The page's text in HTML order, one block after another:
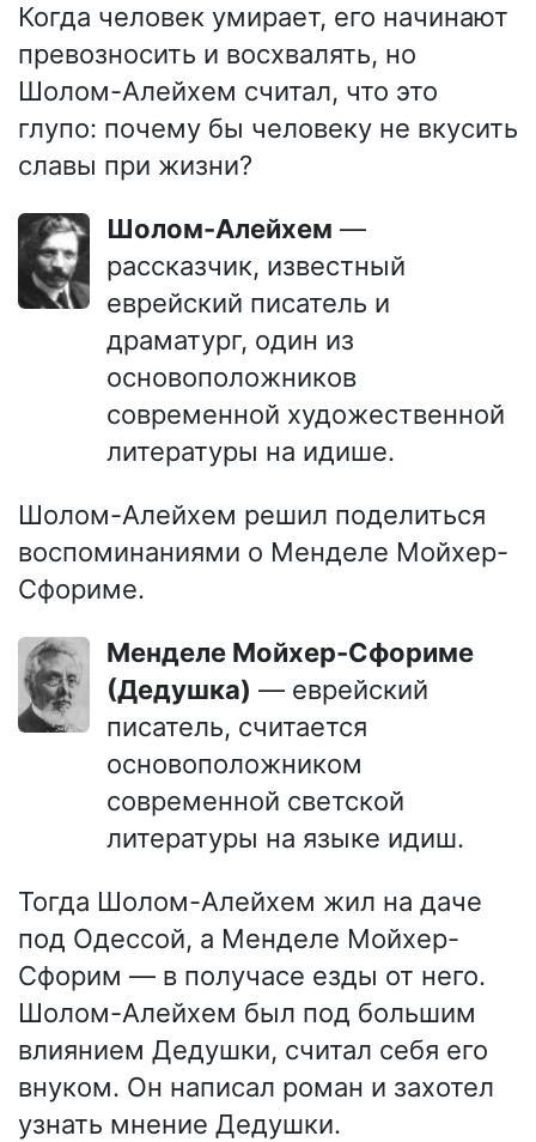
Когда человек умирает, его начинают
превозносить и восхвалять, но
Шолом-Алейхем считал, что это
глупо: почему бы человеку не вкусить
славы при жизни?
Шолом-Алейхем —
рассказчик, известный
еврейский писатель и
драматург, один из
основоположников
современной художественной
литературы на идише.
Шолом-Алейхем решил поделиться
воспоминаниями о Менделе Мойхер-
Сфориме.
Менделе Мойхер-Сфориме
(Дедушка) — еврейский
писатель, считается
основоположником
современной светской
литературы на языке идиш.
Тогда Шолом-Алейхем жил на даче
под Одессой, а Менделе Мойхер-
Сфорим — в получасе езды от него.
Шолом-Алейхем был под большим
влиянием Дедушки, считал себя его
внуком. Он написал роман и захотел
узнать мнение Дедушки.